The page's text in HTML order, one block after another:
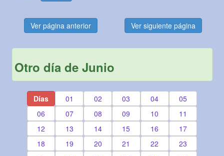
Ver página anterior Ver siguiente página
Otro día de Junio
Días 01 02 03 04
05
06
07 08 09 10
11
12
13 14 15 16
17
18
19 20 21 22
23